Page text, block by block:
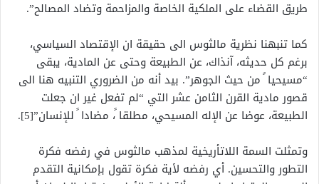
طريق القضاء على الملكية الخاصة والمزاحمة وتضاد المصالح”.
كما تنبهنا نظرية مالثوس الى حقيقة ان الإقتصاد السياسي،
برغم كل حديثه، آنذاك، عن الطبيعة وحتى عن المادية، يبقى
“مسيحيا ً من حيث الجوهر”. بيد أنه من الضروري التنبيه هنا الى
قصور مادية القرن الثامن عشر التي “لم تفعل غير ان جعلت
الطبيعة، عوضا عن الإله المسيحي، مطلقا ً، مضادا ً للإنسان”[5].
وتمثلت السمة اللاتأريخية لمذهب مالثوس في رفضه فكرة
التطور والتحسين. أي رفضه لأية فكرة تقول بإمكانية التقدم